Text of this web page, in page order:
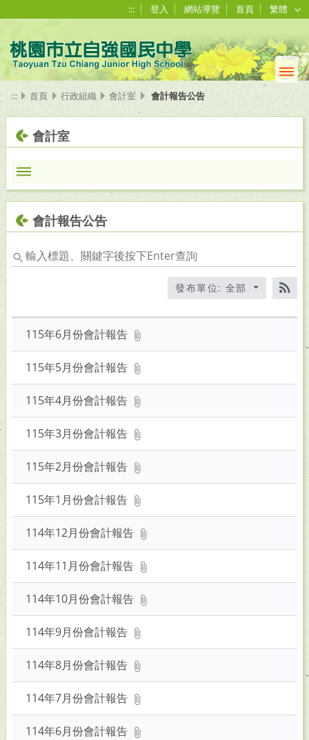
::: 登入 網站導覽 首頁 繁體
::: 首頁 行政組織 會計室 會計報告公告
會計室
會計報告公告
輸
入
關
字
發布單位: 全部
RSS
115年6月份會計報告
115年5月份會計報告
115年4月份會計報告
115年3月份會計報告
115年2月份會計報告
115年1月份會計報告
114年12月份會計報告
114年11月份會計報告
114年10月份會計報告
114年9月份會計報告
114年8月份會計報告
114年7月份會計報告
114年6月份會計報告